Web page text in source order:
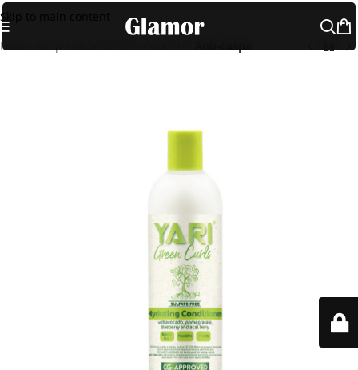
Skip to main content
Home